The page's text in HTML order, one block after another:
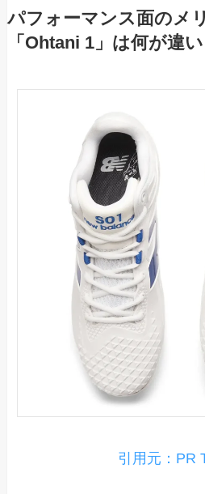
パフォーマンス面のメ
「Ohtani 1」は何が違
引用元：PR